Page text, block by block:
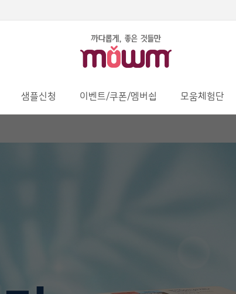
샘플신청 이벤트/쿠폰/멤버쉽 모움체험단